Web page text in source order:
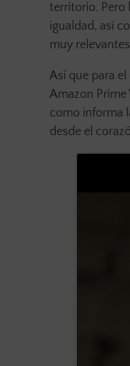
territorio. Pero
igualdad, así
muy
Así que para
Amazon
como informa
desde el